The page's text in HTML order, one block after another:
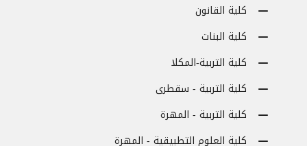
كلية القانون
كلية البنات
كلية التربية-المكلا
كلية التربية - سقطرى
كلية التربية - المهرة
كلية العلوم التطبيقية - المهرة